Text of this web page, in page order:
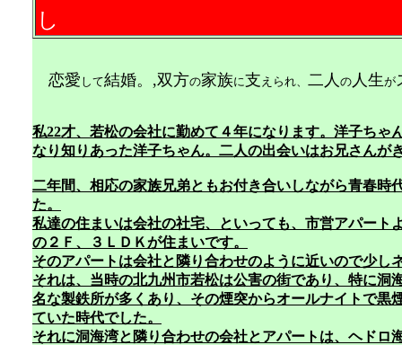
し
恋愛 して結婚。,双方の家族に支 えられ、 二人 の 人生が
私22才、若松の会社に勤めて４年になります。洋子ちゃ
なり知りあった洋子ちゃん。二人の出会いはお兄さんが
二年間、相応の家族兄弟ともお付き合いしながら青春時
た。
私達の住まいは会社の社宅、といっても、市営アパート
の２Ｆ、３ＬＤＫが住まいです。
そのアパートは会社と隣り合わせのように近いので少し
それは、当時の北九州市若松は公害の街であり、特に洞
名な製鉄所が多くあり、その煙突からオールナイトで黒
ていた時代でした。
それに洞海湾と隣り合わせの会社とアパートは、ヘドロ